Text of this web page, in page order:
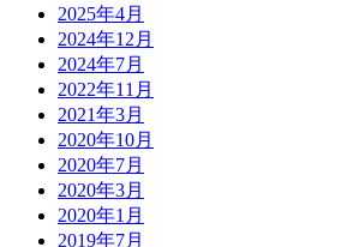
2025年4月
2024年12月
2024年7月
2022年11月
2021年3月
2020年10月
2020年7月
2020年3月
2020年1月
2019年7月